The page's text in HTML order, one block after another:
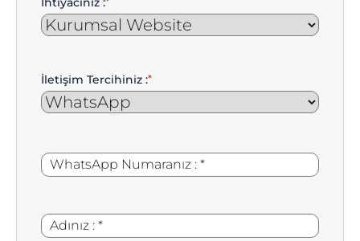
İletişim Tercihiniz :*
WhatsApp
Numaranız
*
Adınız
:
*